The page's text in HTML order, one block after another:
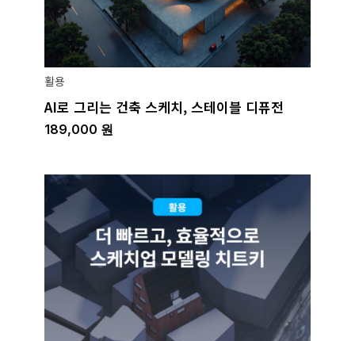
활용
AI로 그리는 건축 스케치, 스테이블 디퓨전
189,000 원